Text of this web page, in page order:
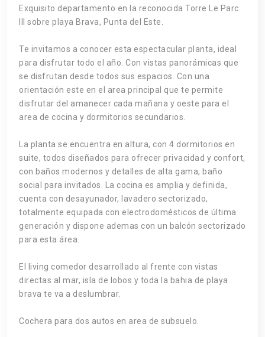
Exquisito departamento en la reconocida Torre Le Parc
III sobre playa Brava, Punta del Este.
Te invitamos a conocer esta espectacular planta, ideal
para disfrutar todo el año. Con vistas panorámicas que
se disfrutan desde todos sus espacios. Con una
orientación este en el area principal que te permite
disfrutar del amanecer cada mañana y oeste para el
area de cocina y dormitorios secundarios.
La planta se encuentra en altura, con 4 dormitorios en
suite, todos diseñados para ofrecer privacidad y confort,
con baños modernos y detalles de alta gama, baño
social para invitados. La cocina es amplia y definida,
cuenta con desayunador, lavadero sectorizado,
totalmente equipada con electrodomésticos de última
generación y dispone ademas con un balcón sectorizado
para esta área.
El living comedor desarrollado al frente con vistas
directas al mar, isla de lobos y toda la bahia de playa
brava te va a deslumbrar.
Cochera para dos autos en area de subsuelo.